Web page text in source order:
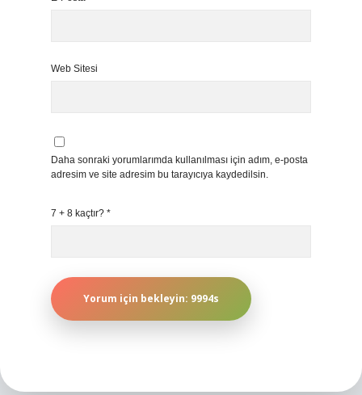
Web Sitesi
Daha sonraki yorumlarımda kullanılması için adım, e-posta
adresim ve site adresim bu tarayıcıya kaydedilsin.
7 + 8 kaçtır? *